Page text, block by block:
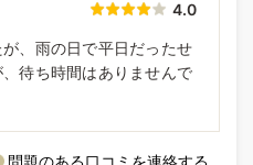
4.0
、雨の日で平日だったせ
待ち時間はありませんで
問題のある口コミを連絡する